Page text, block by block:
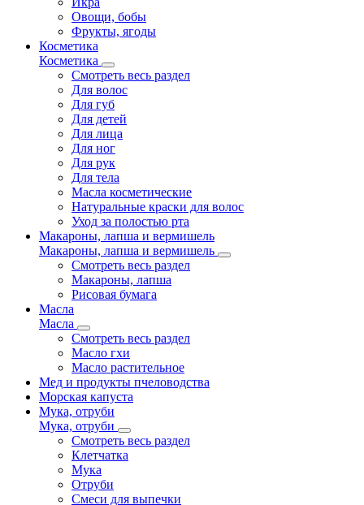
Овощи, бобы
Фрукты, ягоды
Косметика
Косметика
Смотреть весь раздел
Для волос
Для губ
Для детей
Для лица
Для ног
Для рук
Для тела
Масла косметические
Натуральные краски для волос
Уход за полостью рта
Макароны, лапша и вермишель
Макароны, лапша и вермишель
Смотреть весь раздел
Макароны, лапша
Рисовая бумага
Масла
Масла
Смотреть весь раздел
Масло гхи
Масло растительное
Мед и продукты пчеловодства
Морская капуста
Мука, отруби
Мука, отруби
Смотреть весь раздел
Клетчатка
Мука
Отруби
Смеси для выпечки